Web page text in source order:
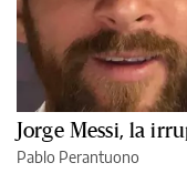
Jorge Messi, la
Pablo Perantuono